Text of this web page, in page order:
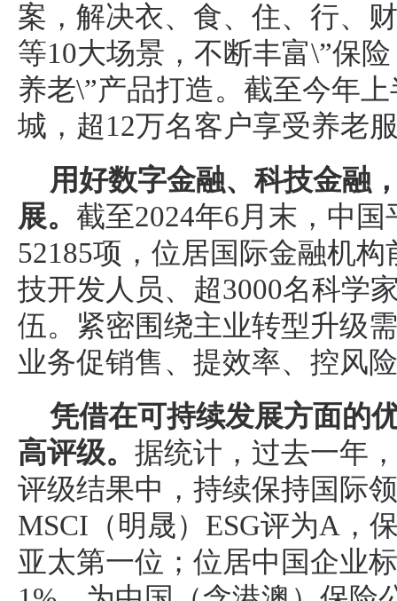
案，解决衣、食、住、行、
等10大场景，不断丰富\”保
养老\”产品打造。截至今年
城，超12万名客户享受养老
用好数字金融、科技金融
展。 截至2024年6月末，中
52185项，位居国际金融机
技开发人员、超3000名科学
伍。紧密围绕主业转型升级
业务促销售、提效率、控风
凭借在可持续发展方面的
高评级。 据统计，过去一年
评级结果中，持续保持国际
MSCI（明晟）ESG评为A，
亚太第一位；位居中国企业